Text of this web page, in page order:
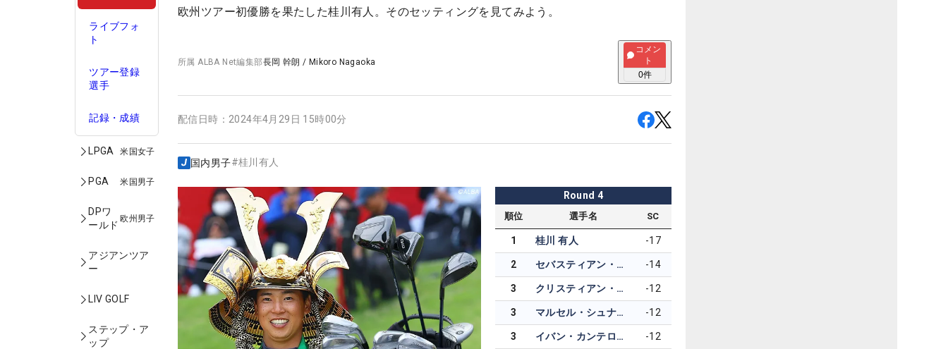
ライブフォ
ト
ツアー登録
選手
記録・成績
LPGA 米国女子
PGA 米国男子
DPワ
ールド
欧州男子
アジアンツア
ー
LIV GOLF
ステップ・ア
ップ
欧州ツアー初優勝を果たした桂川有人。そのセッティングを見てみよう。
所属ALBA Net編集部長岡 幹朗 / Mikoro Nagaoka
コメン
ト
0件
配信日時： 2024年4月29日 15時00分
国内男子#桂川有人
Round 4
順位 選手名 SC
1 桂川 有人 -17
2 セバスティアン・ソーデルベリ -14
3 クリスティアン・ベゾイデンハウト -12
3 マルセル・シュナイダー -12
3 イバン・カンテロ・グティエレス -12